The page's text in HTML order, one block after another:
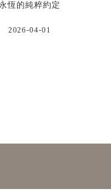
恆的純粹約定
2026-04-01